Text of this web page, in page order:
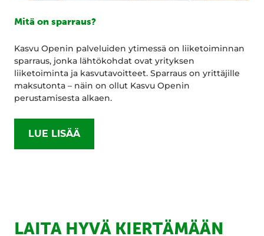
Mitä on sparraus?
Kasvu Openin palveluiden ytimessä on liiketoiminnan
sparraus, jonka lähtökohdat ovat yrityksen
liiketoiminta ja kasvutavoitteet. Sparraus on yrittäjille
maksutonta – näin on ollut Kasvu Openin
perustamisesta alkaen.
LUE LISÄÄ
LAITA HYVÄ KIERTÄMÄÄN